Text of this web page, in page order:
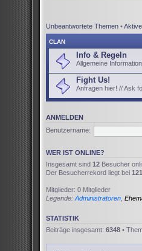
Unbeantwortete Themen •
CLAN
Info & Regeln
Allgemeine
Fight Us!
Anfragen hier! // Ask
ANMELDEN
Benutzername:
WER IST ONLINE?
Insgesamt sind 12 Besucher
Der Besucherrekord liegt bei
Mitglieder: 0 Mitglieder
Legende: Administratoren
STATISTIK
Beiträge insgesamt: 6348 •